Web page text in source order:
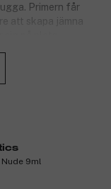
Primern får
att skapa jämna
djur.
9ml